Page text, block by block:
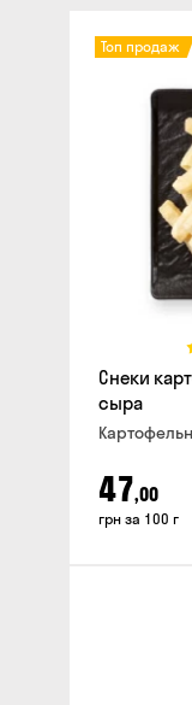
Топ продаж
Снеки
сыра
47,00
грн за 100 г